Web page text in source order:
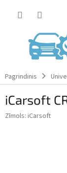
Pagrindinis
iCarsoft
Zīmols: iCarsoft